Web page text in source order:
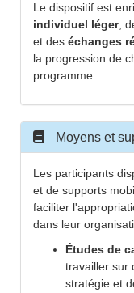
Le dispositif est
individuel léger,
et des échanges
la progression de
programme.
Moyens et
Les participants
et de supports
faciliter
dans leur
Études de
travailler sur
stratégie et